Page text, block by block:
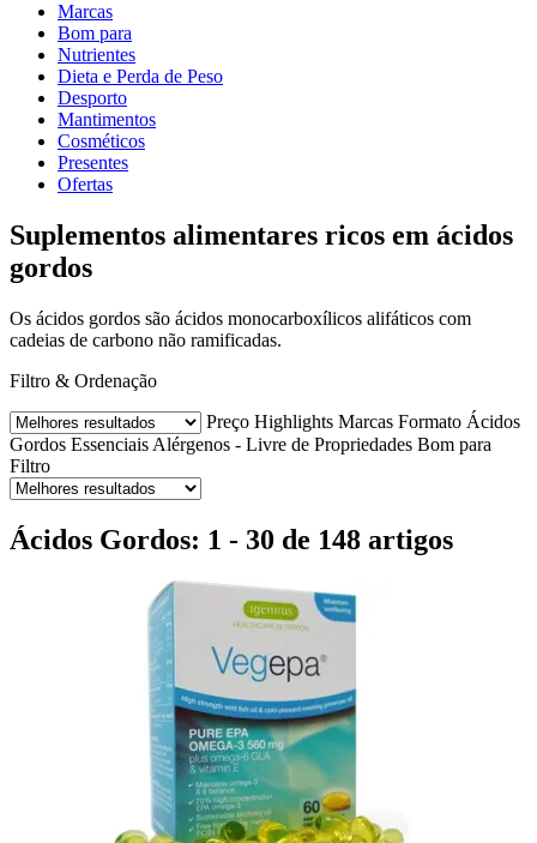
Marcas
Bom para
Nutrientes
Dieta e Perda de Peso
Desporto
Mantimentos
Cosméticos
Presentes
Ofertas
Suplementos alimentares ricos em ácidos
gordos
Os ácidos gordos são ácidos monocarboxílicos alifáticos com
cadeias de carbono não ramificadas.
Filtro & Ordenação
Preço Highlights Marcas Formato Ácidos
Gordos Essenciais Alérgenos - Livre de Propriedades Bom para
Filtro
Ácidos Gordos: 1 - 30 de 148 artigos